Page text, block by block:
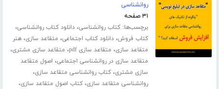
روانشناسی
۳۱ صفحه
برچسب‌ها:کتاب روانشناسی،دانلود کتاب روانشناسی،
کتاب فروش،دانلود کتاب اجتماعی، متقاعد سازی،هنر
متقاعد سازی، متقاعد سازی pdf ، متقاعد سازی مشتری،
متقاعد سازی در روانشناسی اجتماعی، اصول متقاعد
سازی مشتری،کتاب روانشناسی متقاعد سازی،
روانشناسی متقاعد سازی،کتاب اصول متقاعد سازی،